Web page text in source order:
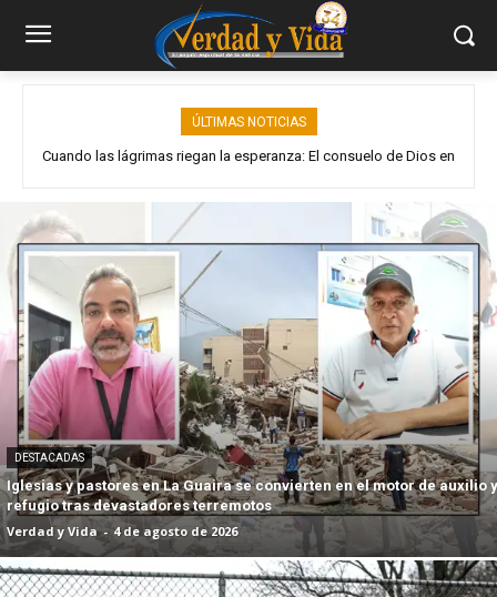
ÚLTIMAS NOTICIAS
Cuando las lágrimas riegan la esperanza: El consuelo de Dios en
Venezuela en ruinas y miles amenazados con ser deportados de
DESTACADAS
Iglesias y pastores en La Guaira se convierten en el motor de auxilio y
refugio tras devastadores terremotos
Verdad y Vida - 4 de agosto de 2026